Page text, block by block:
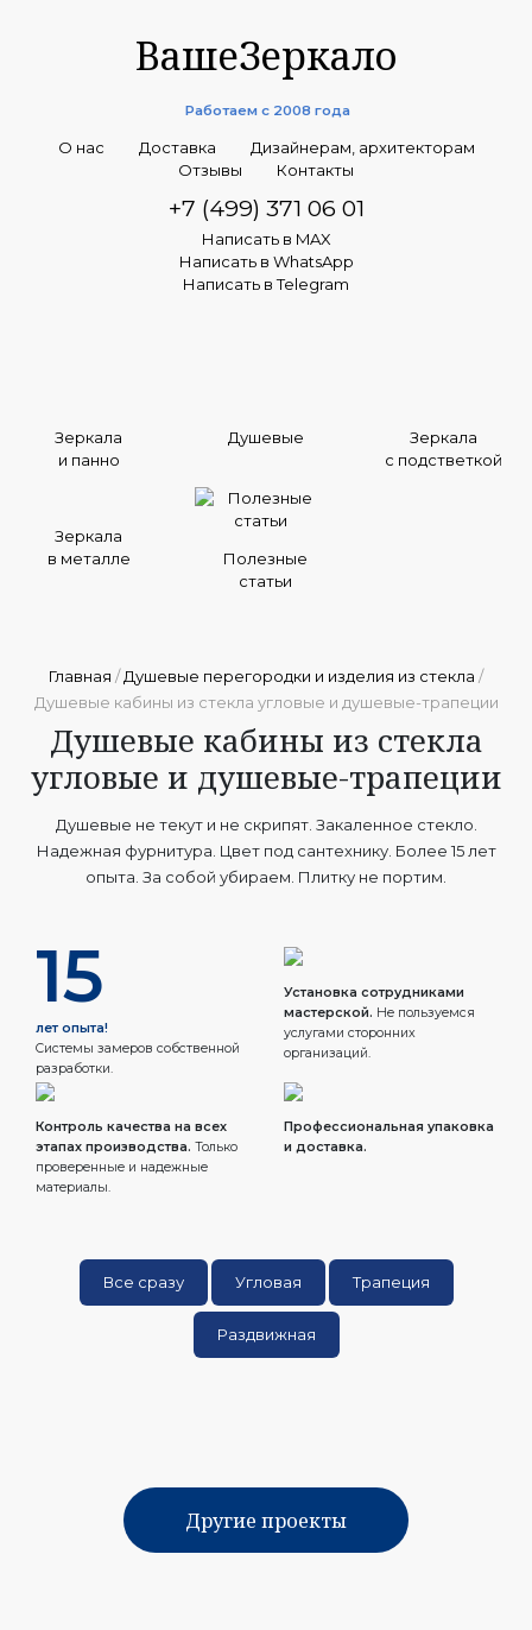
ВашеЗеркало
Работаем с 2008 года
О нас Доставка
Дизайнерам, архитекторам
Отзывы
Контакты
+7 (499) 371 06 01
Написать в MAX
Написать в WhatsApp
Написать в Telegram
Зеркала
и панно
Душевые
Зеркала
с подстветкой
Зеркала
в металле
Полезные
статьи
Главная /Душевые перегородки и изделия из стекла /
Душевые кабины из стекла угловые и душевые-трапеции
Душевые кабины из стекла
угловые и душевые-трапеции
Душевые не текут и не скрипят. Закаленное стекло.
Надежная фурнитура. Цвет под сантехнику. Более 15 лет
опыта. За собой убираем. Плитку не портим.
15
лет опыта!
Системы замеров собственной
разработки.
Установка сотрудниками
мастерской. Не пользуемся
услугами сторонних
организаций.
Контроль качества на всех
этапах производства. Только
проверенные и надежные
материалы.
Профессиональная упаковка
и доставка.
Все сразу Угловая Трапеция
Раздвижная
Другие проекты